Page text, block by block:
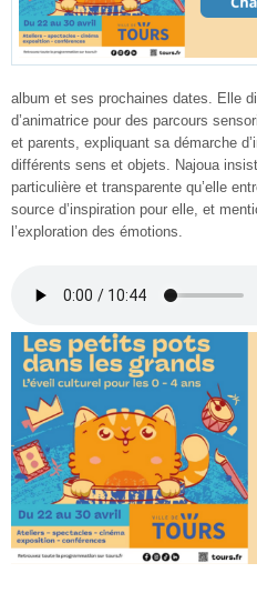
album et ses prochaines dates. Elle
d’animatrice pour des parcours
et parents, expliquant sa démarche
différents sens et objets. Najoua
particulière et transparente qu’elle
source d’inspiration pour elle, et
l’exploration des émotions.